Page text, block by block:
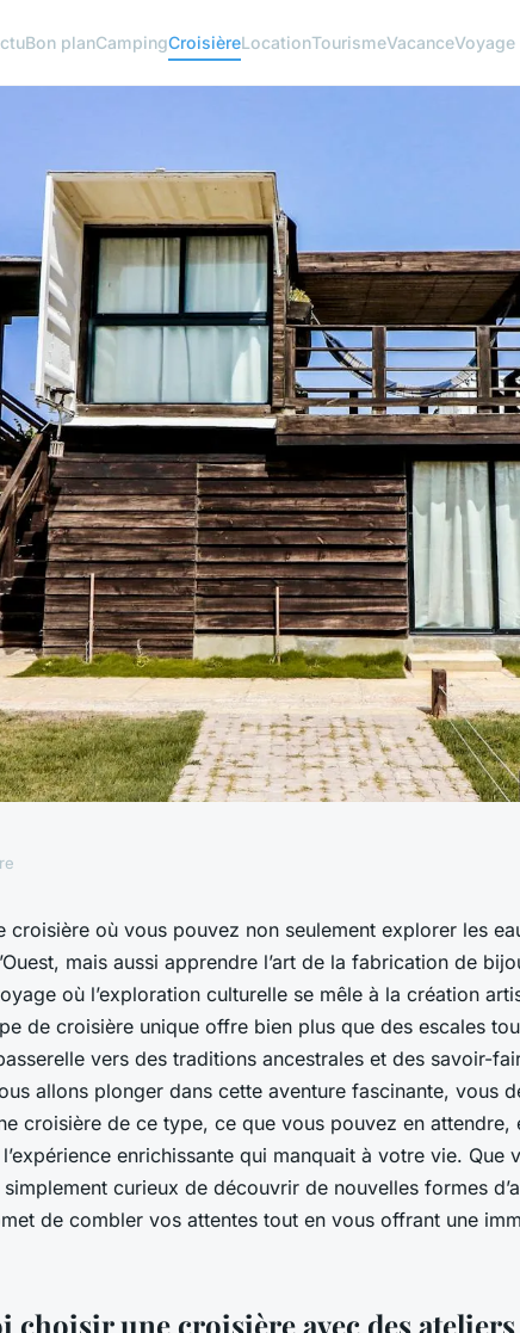
Bon planCampingCroisièreLocationTourismeVacanceVoyage
croisière qui
de fabrication de
l'Ouest?
croisière où vous pouvez non seulement explorer les
mais aussi apprendre l’art de la fabrication de
où l’exploration culturelle se mêle à la création
de croisière unique offre bien plus que des escales
vers des traditions ancestrales et des savoir-
allons plonger dans cette aventure fascinante, vous
croisière de ce type, ce que vous pouvez en attendre,
enrichissante qui manquait à votre vie. Que
curieux de découvrir de nouvelles formes
de combler vos attentes tout en vous offrant une
choisir une croisière avec des